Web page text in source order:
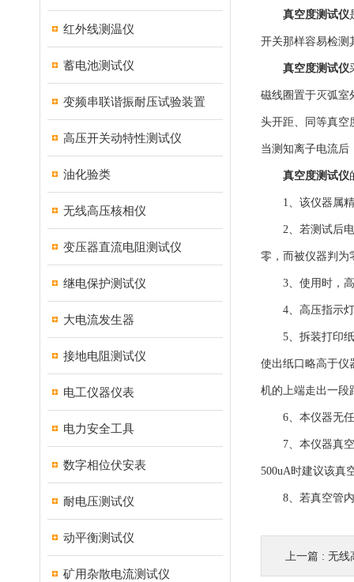
红外线测温仪
蓄电池测试仪
变频串联谐振耐压试验装置
高压开关动特性测试仪
油化验类
无线高压核相仪
变压器直流电阻测试仪
继电保护测试仪
大电流发生器
接地电阻测试仪
电工仪器仪表
电力安全工具
数字相位伏安表
耐电压测试仪
动平衡测试仪
矿用杂散电流测试仪
真空度测试仪
开关那样容易检测
真空度测试仪
磁线圈置于灭弧室
头开距、同等真空
当测知离子电流后
真空度测试仪
1、该仪器属精
2、若测试后电
零，而被仪器判为
3、使用时，高
4、高压指示灯
5、拆装打印纸
使出纸口略高于仪
机的上端走出一段
6、本仪器无任
7、本仪器真空度
500uA时建议该真
8、若真空管内
上一篇 : 无线